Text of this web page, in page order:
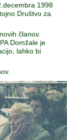
1998
Društvo za
članov.
Domžale je
lahko bi